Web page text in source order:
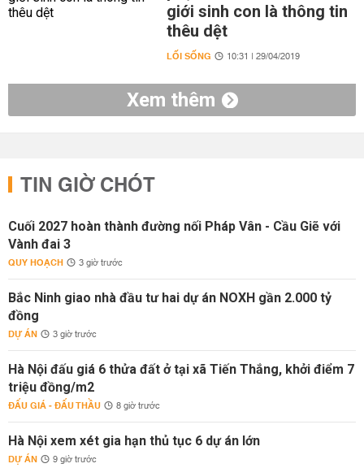
giới sinh con là thông tin
thêu dệt
LỐI SỐNG 10:31 | 29/04/2019
Xem thêm
TIN GIỜ CHÓT
Cuối 2027 hoàn thành đường nối Pháp Vân - Cầu Giẽ với
Vành đai 3
QUY HOẠCH 3 giờ trước
Bắc Ninh giao nhà đầu tư hai dự án NOXH gần 2.000 tỷ
đồng
DỰ ÁN 3 giờ trước
Hà Nội đấu giá 6 thửa đất ở tại xã Tiến Thắng, khởi điểm 7
triệu đồng/m2
ĐẤU GIÁ - ĐẤU THẦU 8 giờ trước
Hà Nội xem xét gia hạn thủ tục 6 dự án lớn
DỰ ÁN 9 giờ trước